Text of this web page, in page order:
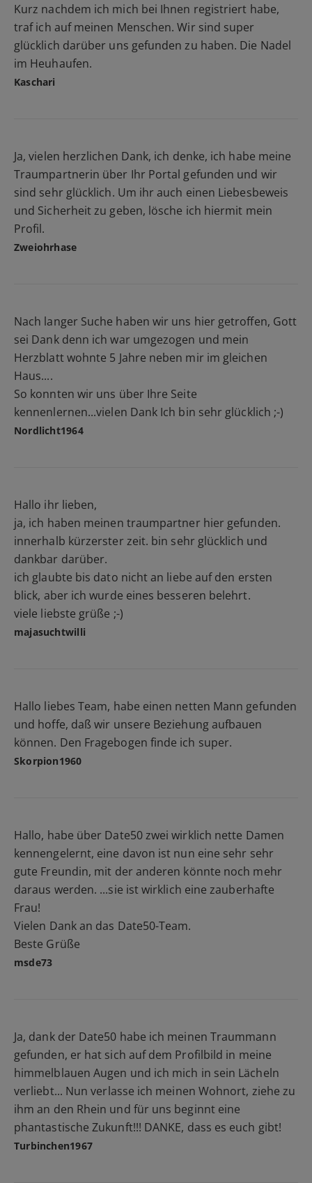
Kurz nachdem ich mich bei Ihnen registriert habe,
traf ich auf meinen Menschen. Wir sind super
glücklich darüber uns gefunden zu haben. Die Nadel
im Heuhaufen.
Kaschari
Ja, vielen herzlichen Dank, ich denke, ich habe meine
Traumpartnerin über Ihr Portal gefunden und wir
sind sehr glücklich. Um ihr auch einen Liebesbeweis
und Sicherheit zu geben, lösche ich hiermit mein
Profil.
Zweiohrhase
Nach langer Suche haben wir uns hier getroffen, Gott
sei Dank denn ich war umgezogen und mein
Herzblatt wohnte 5 Jahre neben mir im gleichen
Haus....
So konnten wir uns über Ihre Seite
kennenlernen...vielen Dank Ich bin sehr glücklich ;-)
Nordlicht1964
Hallo ihr lieben,
ja, ich haben meinen traumpartner hier gefunden.
innerhalb kürzerster zeit. bin sehr glücklich und
dankbar darüber.
ich glaubte bis dato nicht an liebe auf den ersten
blick, aber ich wurde eines besseren belehrt.
viele liebste grüße ;-)
majasuchtwilli
Hallo liebes Team, habe einen netten Mann gefunden
und hoffe, daß wir unsere Beziehung aufbauen
können. Den Fragebogen finde ich super.
Skorpion1960
Hallo, habe über Date50 zwei wirklich nette Damen
kennengelernt, eine davon ist nun eine sehr sehr
gute Freundin, mit der anderen könnte noch mehr
daraus werden. ...sie ist wirklich eine zauberhafte
Frau!
Vielen Dank an das Date50-Team.
Beste Grüße
msde73
Ja, dank der Date50 habe ich meinen Traummann
gefunden, er hat sich auf dem Profilbild in meine
himmelblauen Augen und ich mich in sein Lächeln
verliebt... Nun verlasse ich meinen Wohnort, ziehe zu
ihm an den Rhein und für uns beginnt eine
phantastische Zukunft!!! DANKE, dass es euch gibt!
Turbinchen1967